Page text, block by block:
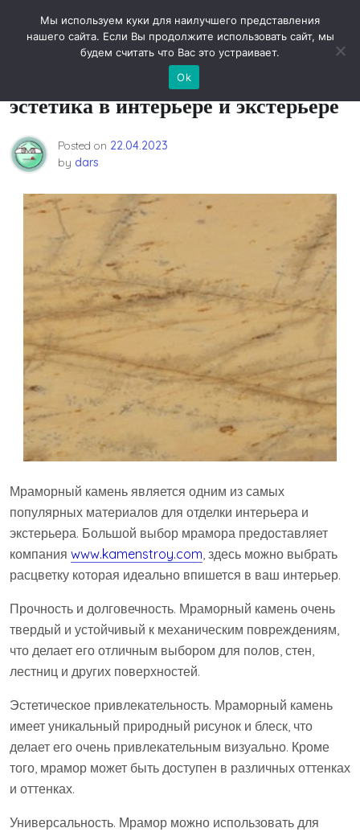
Новости технологий
Мраморный камень: прочность и
эстетика в интерьере и экстерьере
Posted on 22.04.2023
by dars
Мраморный камень является одним из самых
популярных материалов для отделки интерьера и
экстерьера. Большой выбор мрамора предоставляет
компания www.kamenstroy.com, здесь можно выбрать
расцветку которая идеально впишется в ваш интерьер.
Прочность и долговечность. Мраморный камень очень
твердый и устойчивый к механическим повреждениям,
что делает его отличным выбором для полов, стен,
лестниц и других поверхностей.
Эстетическое привлекательность. Мраморный камень
имеет уникальный природный рисунок и блеск, что
делает его очень привлекательным визуально. Кроме
того, мрамор может быть доступен в различных оттенках
и оттенках.
Универсальность. Мрамор можно использовать для
Мы используем куки для наилучшего представления
нашего сайта. Если Вы продолжите использовать сайт, мы
будем считать что Вас это устраивает.
Ok